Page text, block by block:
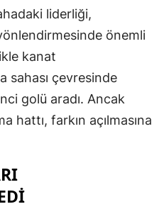
liderliği,
önemli
kanat
sahası çevresinde
golü aradı. Ancak
hattı, farkın açılmasına